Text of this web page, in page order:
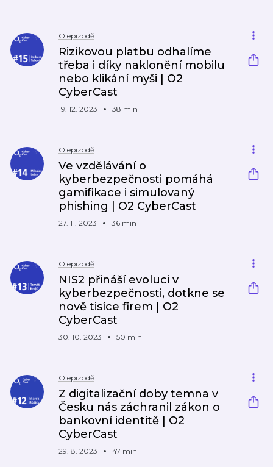
O epizodě
Rizikovou platbu odhalíme
třeba i díky naklonění mobilu
nebo klikání myši | O2
CyberCast
19. 12. 2023 38 min
O epizodě
Ve vzdělávání o
kyberbezpečnosti pomáhá
gamifikace i simulovaný
phishing | O2 CyberCast
27. 11. 2023 36 min
O epizodě
NIS2 přináší evoluci v
kyberbezpečnosti, dotkne se
nově tisíce firem | O2
CyberCast
30. 10. 2023 50 min
O epizodě
Z digitalizační doby temna v
Česku nás záchranil zákon o
bankovní identitě | O2
CyberCast
29. 8. 2023 47 min